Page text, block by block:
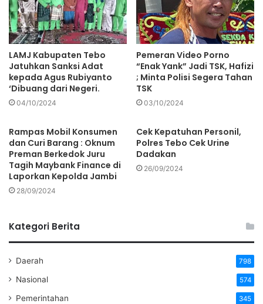
LAMJ Kabupaten Tebo
Jatuhkan Sanksi Adat
kepada Agus Rubiyanto
‘Dibuang dari Negeri.
04/10/2024
Pemeran Video Porno
“Enak Yank” Jadi TSK, Hafizi
; Minta Polisi Segera Tahan
TSK
03/10/2024
Rampas Mobil Konsumen
dan Curi Barang : Oknum
Preman Berkedok Juru
Tagih Maybank Finance di
Laporkan Kepolda Jambi
28/09/2024
Cek Kepatuhan Personil,
Polres Tebo Cek Urine
Dadakan
26/09/2024
Kategori Berita
Daerah 798
Nasional 574
Pemerintahan 345